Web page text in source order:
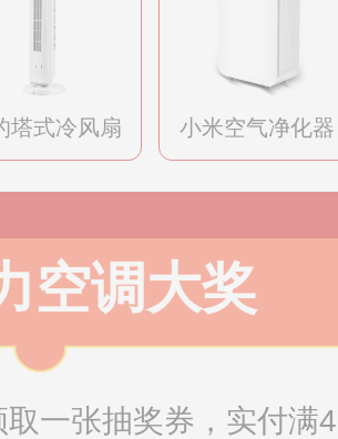
塔式冷风扇 小米空气净化器
空调大奖
一张抽奖券，实付满